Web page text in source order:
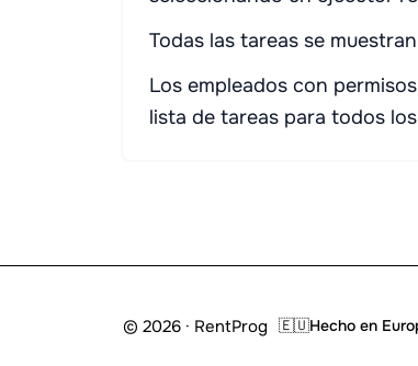
Todas las tareas se
Los empleados con
lista de tareas para todos
© 2026 · RentProg 🇪🇺Hecho en